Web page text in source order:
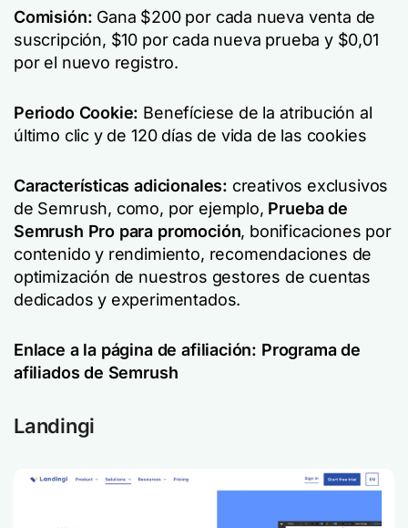
Comisión: Gana $200 por cada nueva venta de
suscripción, $10 por cada nueva prueba y $0,01
por el nuevo registro.
Periodo Cookie: Benefíciese de la atribución al
último clic y de 120 días de vida de las cookies
Características adicionales: creativos exclusivos
de Semrush, como, por ejemplo, Prueba de
Semrush Pro para promoción, bonificaciones por
contenido y rendimiento, recomendaciones de
optimización de nuestros gestores de cuentas
dedicados y experimentados.
Enlace a la página de afiliación: Programa de
afiliados de Semrush
Landingi